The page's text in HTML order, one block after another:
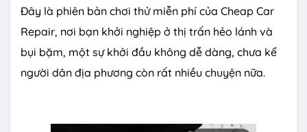
Đây là phiên bản chơi thử miễn phí của Cheap Car
Repair, nơi bạn khởi nghiệp ở thị trấn hẻo lánh và
bụi bặm, một sự khởi đầu không dễ dàng, chưa kể
người dân địa phương còn rất nhiều chuyện nữa.